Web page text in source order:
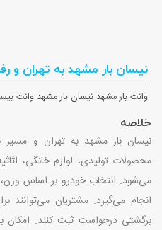
نیسان بار مشهد به تهران و
وانت بار مشهد نیسان بار مشهد وانت
خلاصه
نیسان بار مشهد به تهران و مسیر
محصولات تولیدی، لوازم خانگی،
می‌شود. انتخاب خودرو بر اساس
انجام می‌گیرد. مشتریان می‌توانند
برگشتی درخواست ثبت کنند. امکان